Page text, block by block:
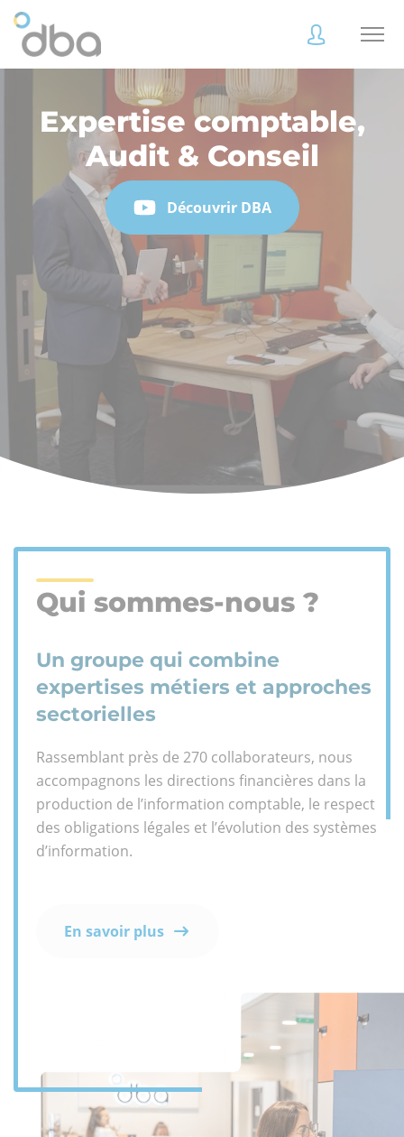
Accès
client
Accès
client
Accès collaborateur
Accès
client
Accès
client
Accès collaborateur
Expertise comptable,
Audit & Conseil
Découvrir DBA
Qui sommes-nous ?
Un groupe qui combine
expertises métiers et approches
sectorielles
Rassemblant près de 270 collaborateurs, nous
accompagnons les directions financières dans la
production de l’information comptable, le respect
des obligations légales et l’évolution des systèmes
d’information.
En savoir plus